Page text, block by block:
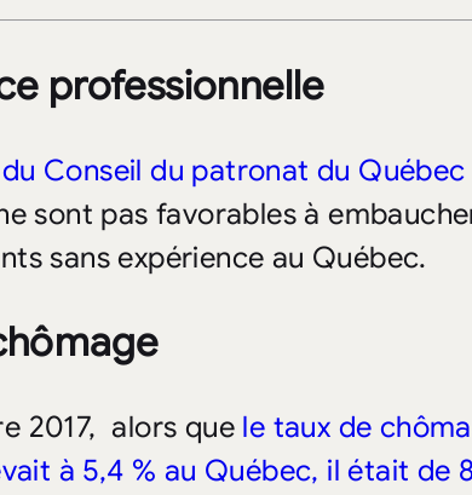
professionnelle
Conseil du patronat du Québec
sont pas favorables à
sans expérience au Québec.
2017, alors quele taux de
à 5,4 % au Québec, il était de